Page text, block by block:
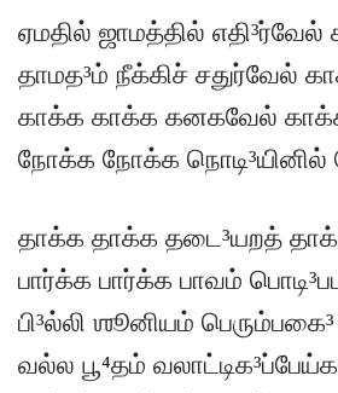
ஏமதில் ஜாமத்தில் எதி³ர்வேல்
தாமத³ம் நீக்கிச் சதுர்வேல்
காக்க காக்க கனகவேல்
நோக்க நோக்க
தாக்க தாக்க தடை³யறத்
பார்க்க பார்க்க பாவம்
பி³ல்லி ஶூனியம்
வல்ல பூ⁴தம்